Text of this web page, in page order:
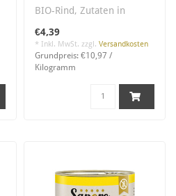
BIO-Rind, Zutaten in
salzfrei..
€4,39
* Inkl. MwSt. zzgl. Versandkosten
Grundpreis: €10,97 /
Kilogramm